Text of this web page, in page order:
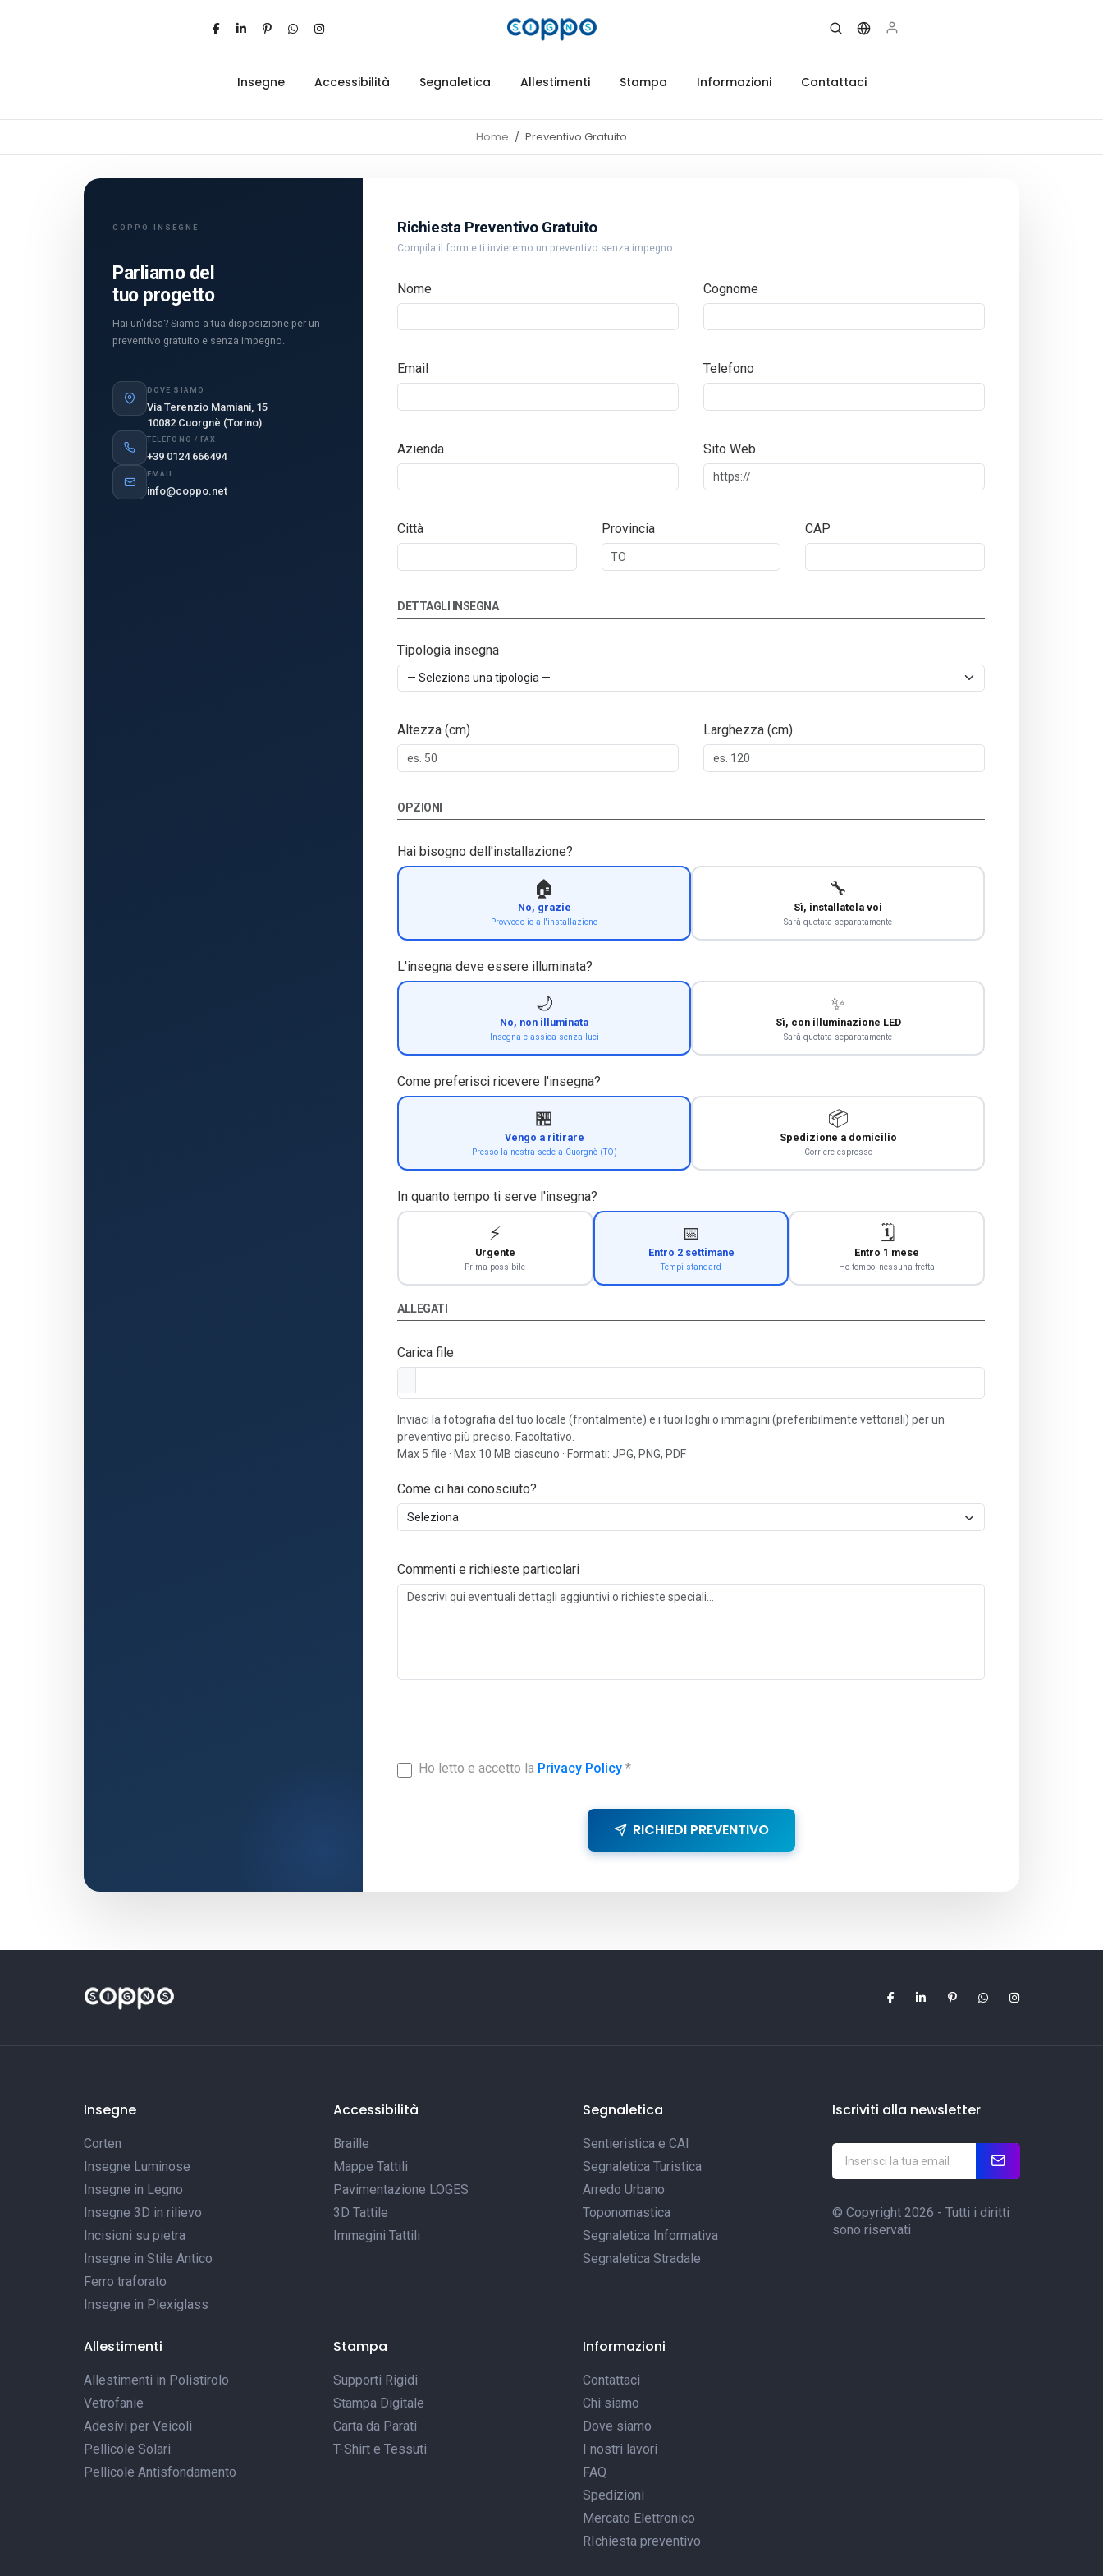
Insegne Accessibilità Segnaletica Allestimenti Stampa Informazioni Contattaci
Home Preventivo Gratuito
COPPO INSEGNE
Parliamo del
tuo progetto
Hai un'idea? Siamo a tua disposizione per un
preventivo gratuito e senza impegno.
DOVE SIAMO
Via Terenzio Mamiani, 15
10082 Cuorgnè (Torino)
TELEFONO / FAX
+39 0124 666494
EMAIL
info@coppo.net
Richiesta Preventivo Gratuito
Compila il form e ti invieremo un preventivo senza impegno.
Nome Cognome
Email Telefono
Azienda Sito Web
Città Provincia CAP
DETTAGLI INSEGNA
Tipologia insegna
Altezza (cm) Larghezza (cm)
OPZIONI
Hai bisogno dell'installazione?
🏠
No, grazie
Provvedo io all'installazione
🔧
Sì, installatela voi
Sarà quotata separatamente
L'insegna deve essere illuminata?
🌙
No, non illuminata
Insegna classica senza luci
✨
Sì, con illuminazione LED
Sarà quotata separatamente
Come preferisci ricevere l'insegna?
🏪
Vengo a ritirare
Presso la nostra sede a Cuorgnè (TO)
📦
Spedizione a domicilio
Corriere espresso
In quanto tempo ti serve l'insegna?
⚡
Urgente
Prima possibile
📅
Entro 2 settimane
Tempi standard
🗓️
Entro 1 mese
Ho tempo, nessuna fretta
ALLEGATI
Carica file
Inviaci la fotografia del tuo locale (frontalmente) e i tuoi loghi o immagini (preferibilmente vettoriali) per un
preventivo più preciso. Facoltativo.
Max 5 file · Max 10 MB ciascuno · Formati: JPG, PNG, PDF
Come ci hai conosciuto?
Commenti e richieste particolari
Ho letto e accetto la Privacy Policy *
RICHIEDI PREVENTIVO
Insegne
Corten
Insegne Luminose
Insegne in Legno
Insegne 3D in rilievo
Incisioni su pietra
Insegne in Stile Antico
Ferro traforato
Insegne in Plexiglass
Accessibilità
Braille
Mappe Tattili
Pavimentazione LOGES
3D Tattile
Immagini Tattili
Segnaletica
Sentieristica e CAI
Segnaletica Turistica
Arredo Urbano
Toponomastica
Segnaletica Informativa
Segnaletica Stradale
Allestimenti
Allestimenti in Polistirolo
Vetrofanie
Adesivi per Veicoli
Pellicole Solari
Pellicole Antisfondamento
Stampa
Supporti Rigidi
Stampa Digitale
Carta da Parati
T-Shirt e Tessuti
Informazioni
Contattaci
Chi siamo
Dove siamo
I nostri lavori
FAQ
Spedizioni
Mercato Elettronico
RIchiesta preventivo
Iscriviti alla newsletter
© Copyright 2026 - Tutti i diritti
sono riservati